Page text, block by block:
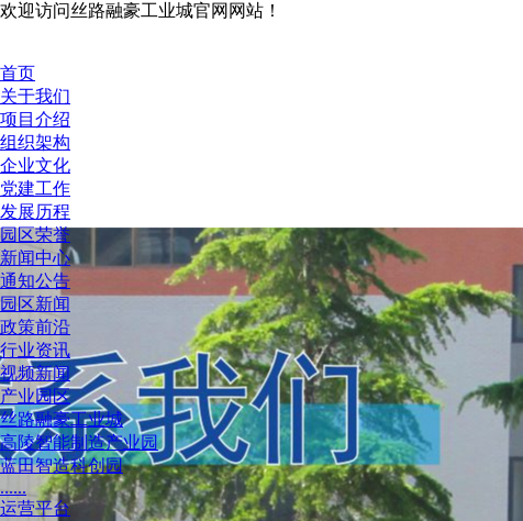
欢迎访问丝路融豪工业城官网网站！
首页
关于我们
项目介绍
组织架构
企业文化
党建工作
发展历程
园区荣誉
新闻中心
通知公告
园区新闻
政策前沿
行业资讯
视频新闻
产业园区
丝路融豪工业城
高陵智能制造产业园
蓝田智造科创园
......
运营平台